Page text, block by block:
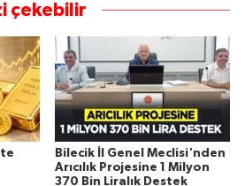
çekebilir
Bilecik İl Genel Meclisi'nden
Arıcılık Projesine 1 Milyon
370 Bin Liralık Destek